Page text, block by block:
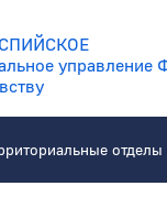
управление
отделы